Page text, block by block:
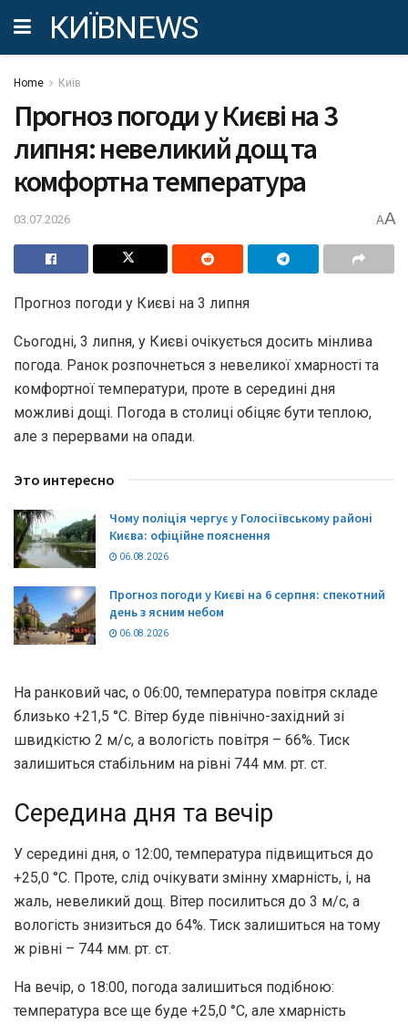
КИЇВNEWS
Home Київ
Прогноз погоди у Києві на 3
липня: невеликий дощ та
комфортна температура
03.07.2026 AA
Прогноз погоди у Києві на 3 липня
Сьогодні, 3 липня, у Києві очікується досить мінлива
погода. Ранок розпочнеться з невеликої хмарності та
комфортної температури, проте в середині дня
можливі дощі. Погода в столиці обіцяє бути теплою,
але з перервами на опади.
Это интересно
Чому поліція чергує у Голосіївському районі
Києва: офіційне пояснення
06.08.2026
Прогноз погоди у Києві на 6 серпня: спекотний
день з ясним небом
06.08.2026
На ранковий час, о 06:00, температура повітря складе
близько +21,5 °С. Вітер буде північно-західний зі
швидкістю 2 м/с, а вологість повітря – 66%. Тиск
залишиться стабільним на рівні 744 мм. рт. ст.
Середина дня та вечір
У середині дня, о 12:00, температура підвищиться до
+25,0 °С. Проте, слід очікувати змінну хмарність, і, на
жаль, невеликий дощ. Вітер посилиться до 3 м/с, а
вологість знизиться до 64%. Тиск залишиться на тому
ж рівні – 744 мм. рт. ст.
На вечір, о 18:00, погода залишиться подібною:
температура все ще буде +25,0 °С, але хмарність